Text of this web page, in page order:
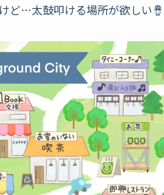
ど…太鼓叩ける場所が欲しい